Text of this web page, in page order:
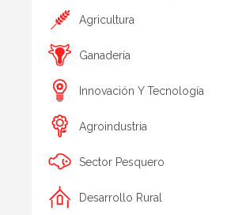
Agricultura
Ganadería
Innovación Y Tecnología
Agroindustria
Sector Pesquero
Desarrollo Rural